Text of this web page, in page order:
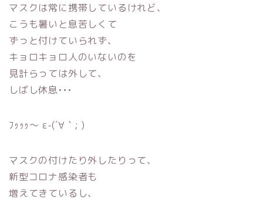
マスクは常に携帯しているけれど、
こうも暑いと息苦しくて
ずっと付けていられず、
キョロキョロ人のいないのを
見計らっては外して、
しばし休息•••
ﾌｩｩｩ〜 ε-(´∀｀; )
マスクの付けたり外したりって、
新型コロナ感染者も
増えてきているし、